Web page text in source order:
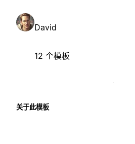
David
12 个模板
关于此模板